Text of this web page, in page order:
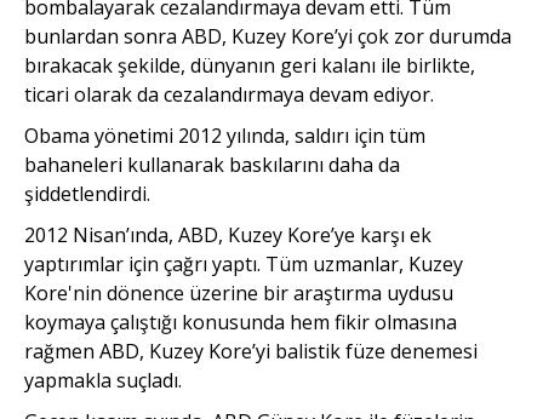
bombalayarak cezalandırmaya devam etti. Tüm
bunlardan sonra ABD, Kuzey Kore’yi çok zor durumda
bırakacak şekilde, dünyanın geri kalanı ile birlikte,
ticari olarak da cezalandırmaya devam ediyor.
Obama yönetimi 2012 yılında, saldırı için tüm
bahaneleri kullanarak baskılarını daha da
şiddetlendirdi.
2012 Nisan’ında, ABD, Kuzey Kore’ye karşı ek
yaptırımlar için çağrı yaptı. Tüm uzmanlar, Kuzey
Kore'nin dönence üzerine bir araştırma uydusu
koymaya çalıştığı konusunda hem fikir olmasına
rağmen ABD, Kuzey Kore’yi balistik füze denemesi
yapmakla suçladı.